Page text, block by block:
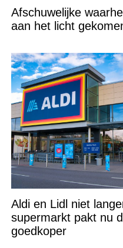
Afschuwelijke
aan het licht
Aldi en Lidl niet
supermarkt pakt nu
goedkoper